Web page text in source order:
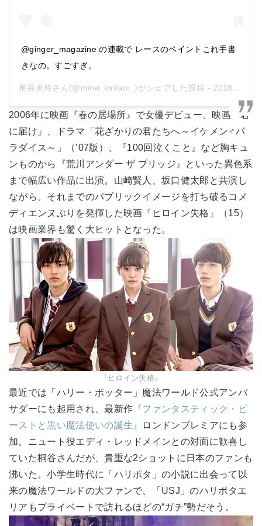
@ginger_magazine の連載で レースのペイントこれ手書
きなの。すごすぎ。
桐谷美玲さん(@mirei_kiritani_)がシェアした投稿 - 2018年11月月27日午前3時00分PST
2006年に映画『春の居場所』で女優デビュー、映画『君
に届け』、ドラマ「花ざかりの君たちへ～イケメン♂パ
ラダイス～」（’07版）、『100回泣くこと』など胸キュ
ンものから『荒川アンダー ザ ブリッジ』といった異色系
まで幅広い作品に出演。山崎賢人、坂口健太郎と共演し
ながら、それまでのパブリックイメージを打ち破るコメ
ディエンヌぶりを発揮した映画『ヒロイン失格』（15）
は映画業界も驚く大ヒットとなった。
『ヒロイン失格』
最近では「ハリー・ポッター」魔法ワールド公式アンバ
サダーにも起用され、最新作 『ファンタスティック・ビ
ーストと黒い魔法使いの誕生』
ロンドンプレミアにも参
加。ニュート役エディ・レッドメインとの対面に歓喜し
ていた桐谷さんだが、貴重な2ショットに日本のファンも
沸いた。小学生時代に「ハリポタ」の小説に出会って以
来の魔法ワールドの大ファンで、「USJ」のハリポタエ
リアもプライベートで訪れるほどの“ガチ”勢だそう。